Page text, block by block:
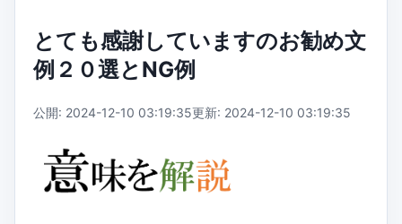
とても感謝していますのお勧め文
例２０選とNG例
公開: 2024-12-10 03:19:35更新: 2024-12-10 03:19:35